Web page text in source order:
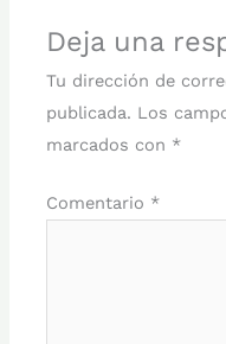
Deja una
Tu dirección de
publicada. Los
marcados con *
Comentario *